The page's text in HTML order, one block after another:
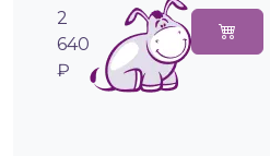
2
640
₽